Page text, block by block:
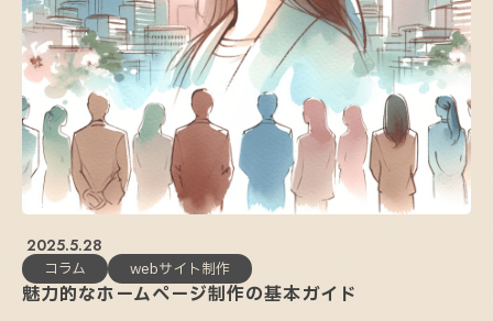
魅力的なホームページ制作の基本ガイド
2025.5.28
コラム
webサイト制作